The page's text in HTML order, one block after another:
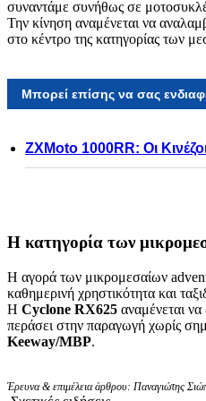
συναντάμε συνήθως σε
Την κίνηση αναμένεται να
στο κέντρο της κατηγορίας των
Μπορεί επίσης να σας
ZXMoto 1000RR: Οι
Η κατηγορία των
Η αγορά των μικρομεσαίων
καθημερινή χρηστικότητα και
Η Cyclone RX625 αναμένεται να
περάσει στην παραγωγή χωρίς
Keeway/MBP.
Έρευνα & επιμέλεια άρθρου: Παναγιώτης